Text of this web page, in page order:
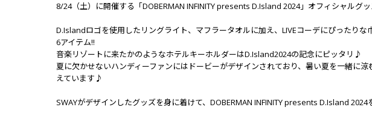
8/24（土）に開催する「DOBERMAN INFINITY presents D.Island 2024」オフィシャルグ
D.Islandロゴを使用したリングライト、マフラータオルに加え、LIVEコーデにぴったり
6アイテム!!
音楽リゾートに来たかのようなホテルキーホルダーはD.Island2024の記念にピッタリ♪
夏に欠かせないハンディーファンにはドービーがデザインされており、暑い夏を一緒に
えています♪
SWAYがデザインしたグッズを身に着けて、DOBERMAN INFINITY presents D.Island